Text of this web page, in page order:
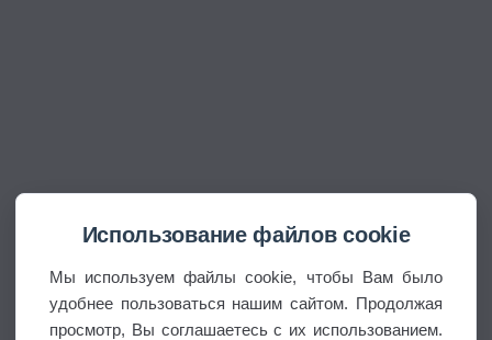
Использование файлов cookie
Мы используем файлы cookie, чтобы Вам было
удобнее пользоваться нашим сайтом. Продолжая
просмотр, Вы соглашаетесь с их использованием.